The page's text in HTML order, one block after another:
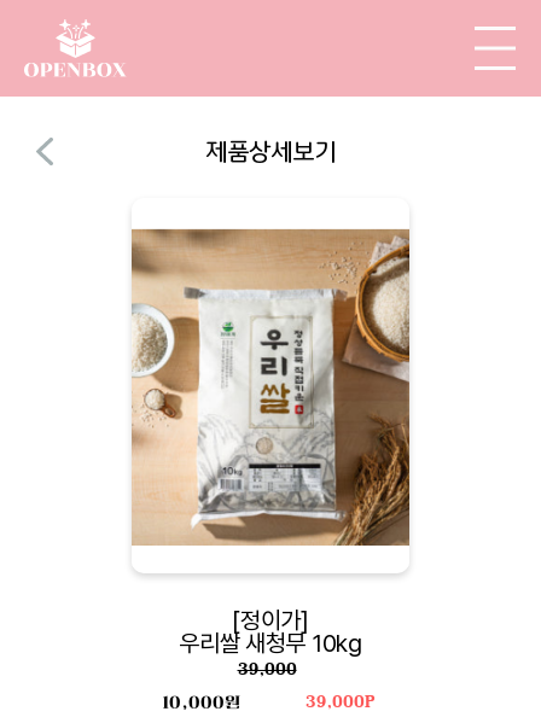
제품상세보기
[정이가]
우리쌀 새청무 10kg
39,000
10,000원 39,000P